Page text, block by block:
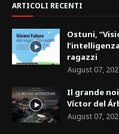
ARTICOLI RECENTI
Ostuni,
ragazzi
August 07,
Il grande
Víctor del
August 07,